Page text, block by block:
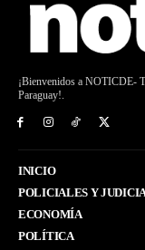
¡Bienvenidos a NOTICDE-
Paraguay!.
INICIO
POLICIALES Y
ECONOMÍA
POLÍTICA